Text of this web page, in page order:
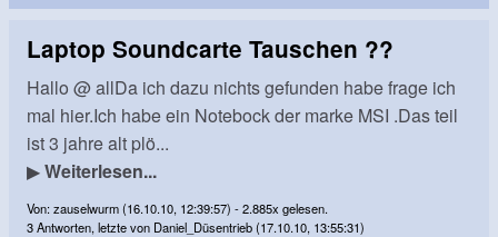
Laptop Soundcarte Tauschen ??
Hallo @ allDa ich dazu nichts gefunden habe frage ich
mal hier.Ich habe ein Notebock der marke MSI .Das teil
ist 3 jahre alt plö...
▶Weiterlesen...
Von: zauselwurm (16.10.10, 12:39:57) - 2.885x gelesen.
3 Antworten, letzte von Daniel_Düsentrieb (17.10.10, 13:55:31)